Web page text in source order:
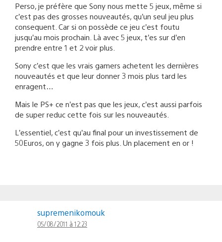
Perso, je préfère que Sony nous mette 5 jeux, même si
c’est pas des grosses nouveautés, qu’un seul jeu plus
consequent. Car si on possède ce jeu c’est foutu
jusqu’au mois prochain. Là avec 5 jeux, t’es sur d’en
prendre entre 1 et 2 voir plus.
Sony c’est que les vrais gamers achetent les dernières
nouveautés et que leur donner 3 mois plus tard les
enragent…
Mais le PS+ ce n’est pas que les jeux, c’est aussi parfois
de super reduc cette fois sur les nouveautés.
L’essentiel, c’est qu’au final pour un investissement de
50Euros, on y gagne 3 fois plus. Un placement en or !
supremenikomouk
05/08/2011 à 12:23